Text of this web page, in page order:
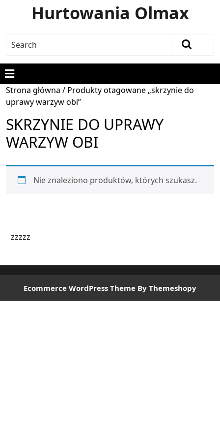
Hurtowania Olmax
Strona główna / Produkty otagowane „skrzynie do
uprawy warzyw obi”
SKRZYNIE DO UPRAWY
WARZYW OBI
Nie znaleziono produktów, których szukasz.
zzzzz
Ecommerce WordPress Theme By Themeshopy